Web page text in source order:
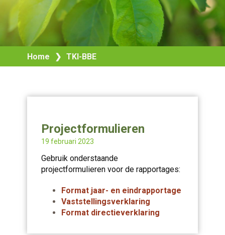
Home ❯ TKI-BBE
Projectformulieren
19 februari 2023
Gebruik onderstaande
projectformulieren voor de rapportages:
Format jaar- en eindrapportage
Vaststellingsverklaring
Format directieverklaring